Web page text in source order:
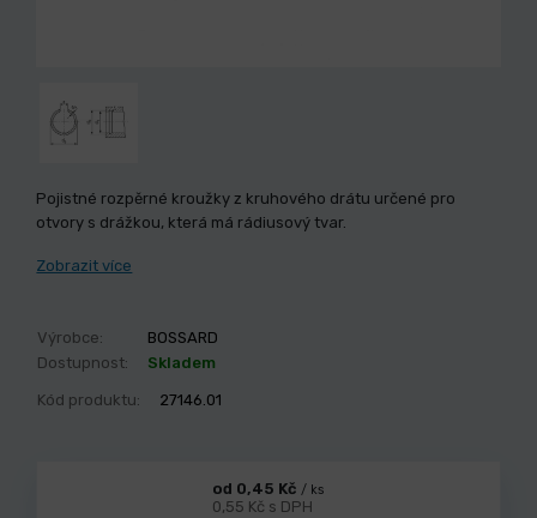
Pojistné rozpěrné kroužky z kruhového drátu určené pro
otvory s drážkou, která má rádiusový tvar.
Zobrazit více
Výrobce:
BOSSARD
Dostupnost:
Skladem
Kód produktu: 27146.01
od 0,45 Kč / ks
0,55 Kč s DPH